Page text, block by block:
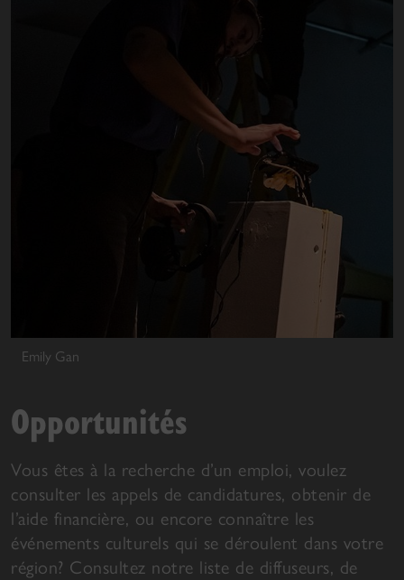
Emily Gan
Opportunités
Vous êtes à la recherche d’un emploi, voulez
consulter les appels de candidatures, obtenir de
l’aide financière, ou encore connaître les
événements culturels qui se déroulent dans votre
région? Consultez notre liste de diffuseurs, de